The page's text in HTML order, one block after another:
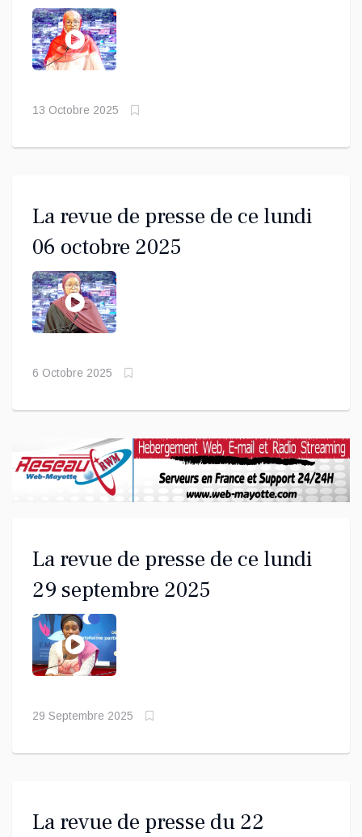
13 Octobre 2025
La revue de presse de ce lundi
06 octobre 2025
6 Octobre 2025
La revue de presse de ce lundi
29 septembre 2025
29 Septembre 2025
La revue de presse du 22